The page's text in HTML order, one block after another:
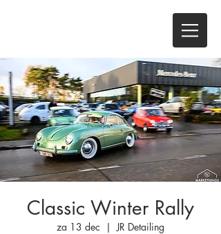
Classic Winter Rally
za 13 dec
  |
JR Detailing